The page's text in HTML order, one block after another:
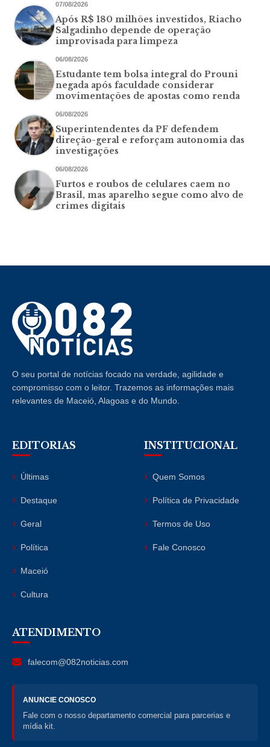
07/08/2026
Após R$ 180 milhões investidos, Riacho
Salgadinho depende de operação
improvisada para limpeza
06/08/2026
Estudante tem bolsa integral do Prouni
negada após faculdade considerar
movimentações de apostas como renda
06/08/2026
Superintendentes da PF defendem
direção-geral e reforçam autonomia das
investigações
06/08/2026
Furtos e roubos de celulares caem no
Brasil, mas aparelho segue como alvo de
crimes digitais
O seu portal de notícias focado na verdade, agilidade e
compromisso com o leitor. Trazemos as informações mais
relevantes de Maceió, Alagoas e do Mundo.
EDITORIAS
Últimas
Destaque
Geral
Política
Maceió
Cultura
INSTITUCIONAL
Quem Somos
Política de Privacidade
Termos de Uso
Fale Conosco
ATENDIMENTO
falecom@082noticias.com
ANUNCIE CONOSCO
Fale com o nosso departamento comercial para parcerias e
mídia kit.